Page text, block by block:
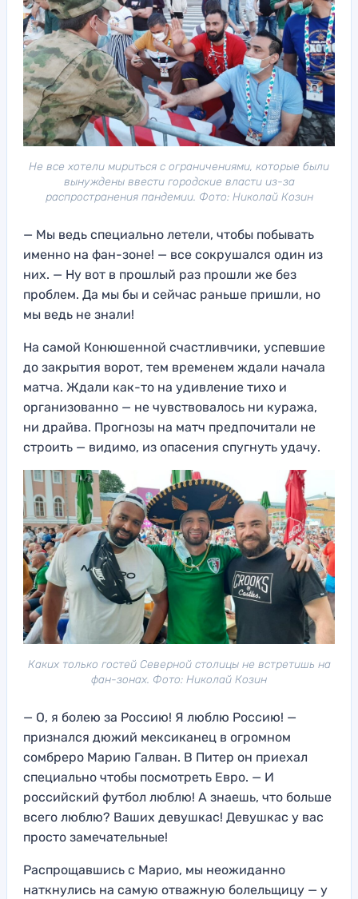
Не все хотели мириться с ограничениями, которые были
вынуждены ввести городские власти из-за
распространения пандемии. Фото: Николай Козин
— Мы ведь специально летели, чтобы побывать
именно на фан-зоне! — все сокрушался один из
них. — Ну вот в прошлый раз прошли же без
проблем. Да мы бы и сейчас раньше пришли, но
мы ведь не знали!
На самой Конюшенной счастливчики, успевшие
до закрытия ворот, тем временем ждали начала
матча. Ждали как-то на удивление тихо и
организованно — не чувствовалось ни куража,
ни драйва. Прогнозы на матч предпочитали не
строить — видимо, из опасения спугнуть удачу.
Каких только гостей Северной столицы не встретишь на
фан-зонах. Фото: Николай Козин
— О, я болею за Россию! Я люблю Россию! —
признался дюжий мексиканец в огромном
сомбреро Марию Галван. В Питер он приехал
специально чтобы посмотреть Евро. — И
российский футбол люблю! А знаешь, что больше
всего люблю? Ваших девушкас! Девушкас у вас
просто замечательные!
Распрощавшись с Марио, мы неожиданно
наткнулись на самую отважную болельщицу — у